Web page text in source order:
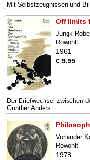
Mit Selbstzeugnissen und
Off limits
Jungk
Rowohlt
1961
€ 9.95
Der Briefwechsel zwischen
Günther Anders
Vorländer
Rowohlt
1978